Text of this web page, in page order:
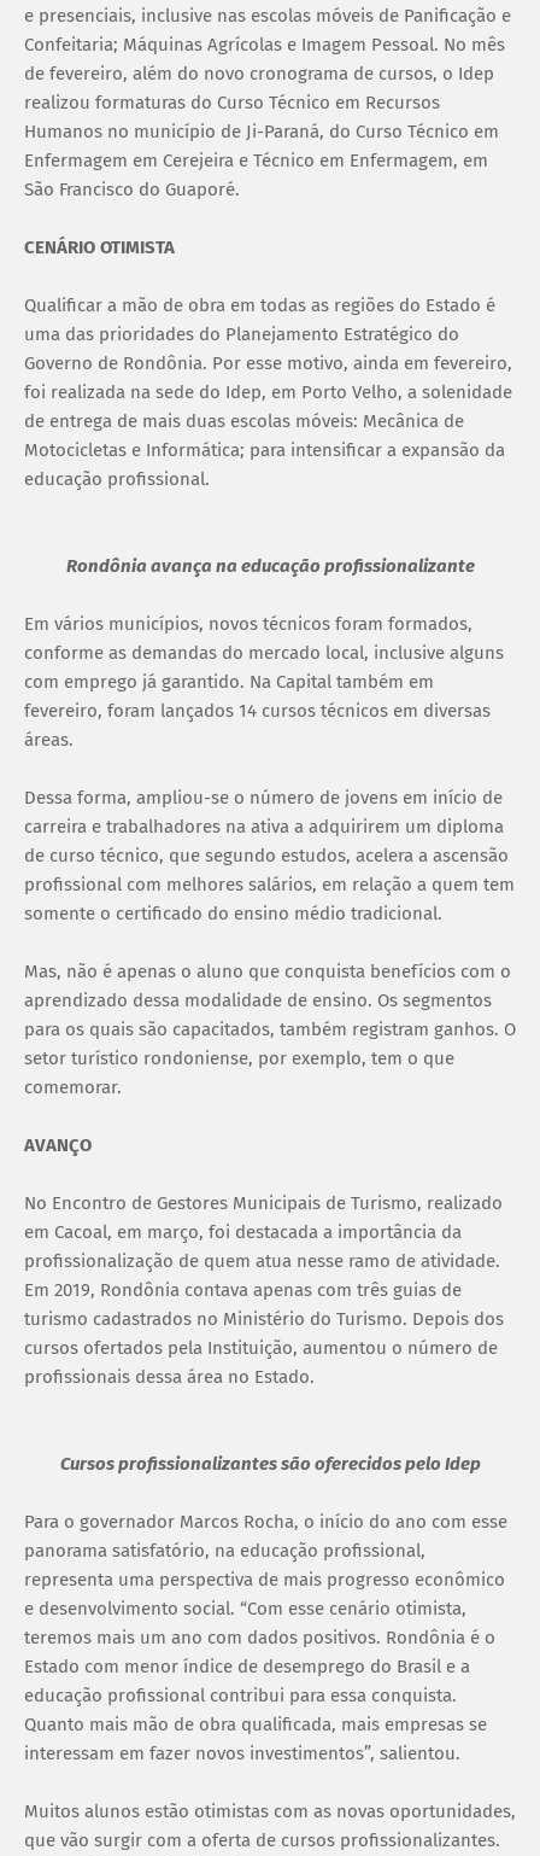
e presenciais, inclusive nas escolas móveis de Panificação e
Confeitaria; Máquinas Agrícolas e Imagem Pessoal. No mês
de fevereiro, além do novo cronograma de cursos, o Idep
realizou formaturas do Curso Técnico em Recursos
Humanos no município de Ji-Paraná, do Curso Técnico em
Enfermagem em Cerejeira e Técnico em Enfermagem, em
São Francisco do Guaporé.
CENÁRIO OTIMISTA
Qualificar a mão de obra em todas as regiões do Estado é
uma das prioridades do Planejamento Estratégico do
Governo de Rondônia. Por esse motivo, ainda em fevereiro,
foi realizada na sede do Idep, em Porto Velho, a solenidade
de entrega de mais duas escolas móveis: Mecânica de
Motocicletas e Informática; para intensificar a expansão da
educação profissional.
Rondônia avança na educação profissionalizante
Em vários municípios, novos técnicos foram formados,
conforme as demandas do mercado local, inclusive alguns
com emprego já garantido. Na Capital também em
fevereiro, foram lançados 14 cursos técnicos em diversas
áreas.
Dessa forma, ampliou-se o número de jovens em início de
carreira e trabalhadores na ativa a adquirirem um diploma
de curso técnico, que segundo estudos, acelera a ascensão
profissional com melhores salários, em relação a quem tem
somente o certificado do ensino médio tradicional.
Mas, não é apenas o aluno que conquista benefícios com o
aprendizado dessa modalidade de ensino. Os segmentos
para os quais são capacitados, também registram ganhos. O
setor turístico rondoniense, por exemplo, tem o que
comemorar.
AVANÇO
No Encontro de Gestores Municipais de Turismo, realizado
em Cacoal, em março, foi destacada a importância da
profissionalização de quem atua nesse ramo de atividade.
Em 2019, Rondônia contava apenas com três guias de
turismo cadastrados no Ministério do Turismo. Depois dos
cursos ofertados pela Instituição, aumentou o número de
profissionais dessa área no Estado.
Cursos profissionalizantes são oferecidos pelo Idep
Para o governador Marcos Rocha, o início do ano com esse
panorama satisfatório, na educação profissional,
representa uma perspectiva de mais progresso econômico
e desenvolvimento social. “Com esse cenário otimista,
teremos mais um ano com dados positivos. Rondônia é o
Estado com menor índice de desemprego do Brasil e a
educação profissional contribui para essa conquista.
Quanto mais mão de obra qualificada, mais empresas se
interessam em fazer novos investimentos”, salientou.
Muitos alunos estão otimistas com as novas oportunidades,
que vão surgir com a oferta de cursos profissionalizantes.